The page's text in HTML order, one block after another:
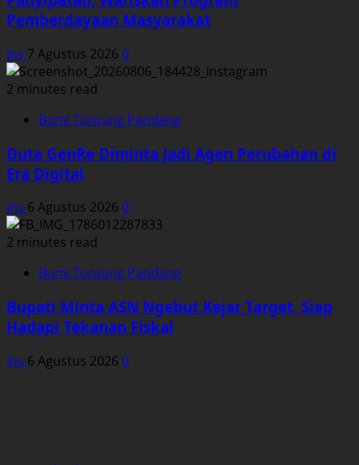
Pemberdayaan Masyarakat
Ins 7 Agustus 2026 0
2 minutes read
Bumi Tuntung Pandang
Duta GenRe Diminta Jadi Agen Perubahan di
Era Digital
Ins 6 Agustus 2026 0
2 minutes read
Bumi Tuntung Pandang
Bupati Minta ASN Ngebut Kejar Target, Siap
Hadapi Tekanan Fiskal
Ins 6 Agustus 2026 0